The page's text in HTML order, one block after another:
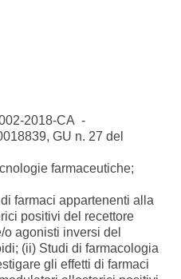
2018-CA -
GU n. 27 del
farmaceutiche;
farmaci appartenenti alla
positivi del recettore
agonisti inversi del
(ii) Studi di farmacologia
gli effetti di farmaci